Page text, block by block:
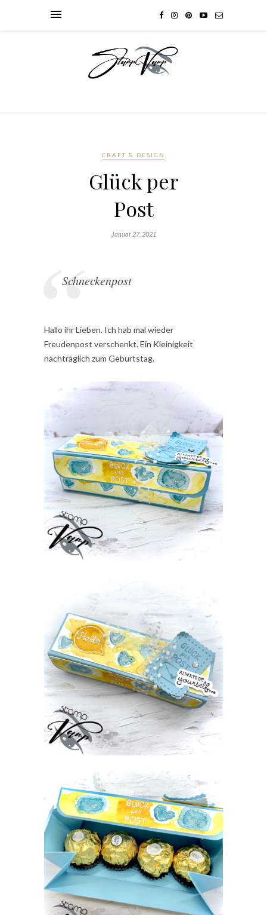
CRAFT & DESIGN
Glück per
Post
Januar 27, 2021
Schneckenpost
Hallo ihr Lieben. Ich hab mal wieder
Freudenpost verschenkt. Ein Kleinigkeit
nachträglich zum Geburtstag.